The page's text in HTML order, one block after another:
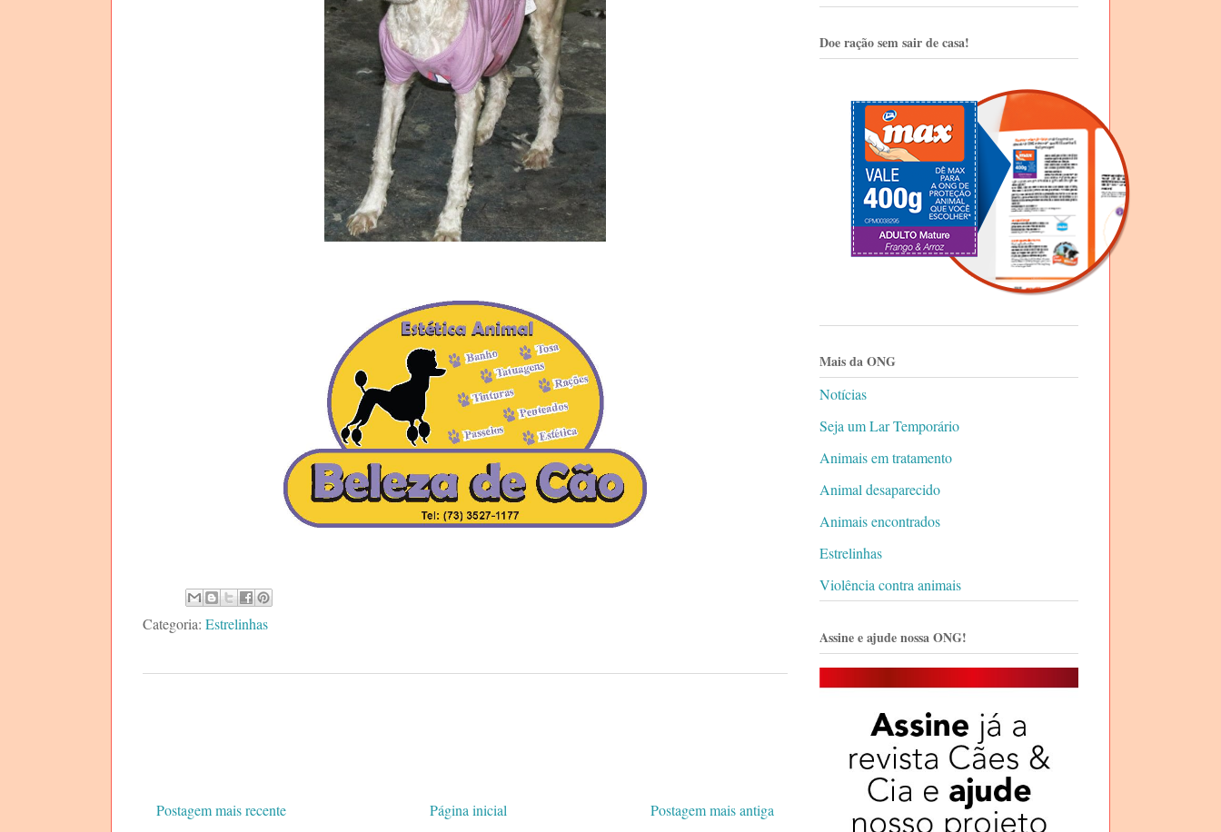
Categoria: Estrelinhas
Postagem mais recente Postagem mais antiga
Página inicial
Doe ração sem sair de casa!
Mais da ONG
Notícias
Seja um Lar Temporário
Animais em tratamento
Animal desaparecido
Animais encontrados
Estrelinhas
Violência contra animais
Assine e ajude nossa ONG!